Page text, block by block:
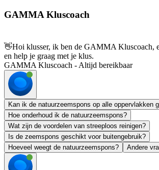
GAMMA Kluscoach
👋Hoi klusser, ik ben de GAMMA Kluscoach,
en help je graag met je klus.
GAMMA Kluscoach - Altijd bereikbaar
Kan ik de natuurzeemspons op alle oppervlakken
Hoe onderhoud ik de natuurzeemspons?
Wat zijn de voordelen van streeploos reinigen?
Is de zeemspons geschikt voor buitengebruik?
Hoeveel weegt de natuurzeemspons?
Andere